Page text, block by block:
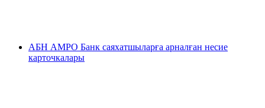
АБН АМРО Банк саяхатшыларға арналған несие
карточкалары